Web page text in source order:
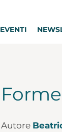
EVENTI
Autore